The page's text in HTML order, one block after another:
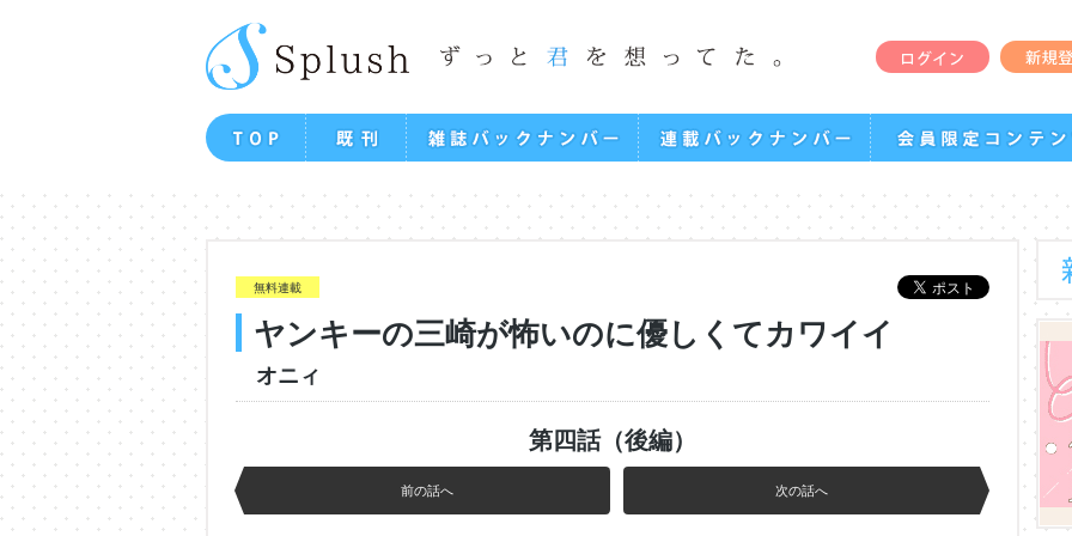
無料連載
ヤンキーの三崎が怖いのに優しくてカワイイ
オニィ
第四話（後編）
前の話へ 次の話へ